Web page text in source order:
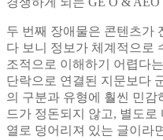
두 번째 장애물은 콘텐츠가
다 보니 정보가 체계적으로
조적으로 이해하기 어렵다
단락으로 연결된 지문보다
의 구분과 유형에 훨씬 민감
드가 정돈되지 않고, 별도
열로 덩어리져 있는 글이라